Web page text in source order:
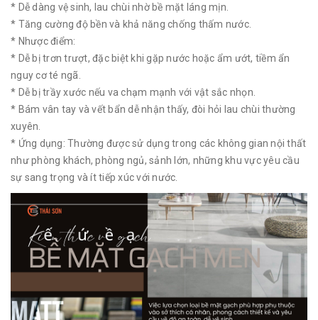
* Dễ dàng vệ sinh, lau chùi nhờ bề mặt láng mịn.
* Tăng cường độ bền và khả năng chống thấm nước.
* Nhược điểm:
* Dễ bị trơn trượt, đặc biệt khi gặp nước hoặc ẩm ướt, tiềm ẩn
nguy cơ té ngã.
* Dễ bị trầy xước nếu va chạm mạnh với vật sắc nhọn.
* Bám vân tay và vết bẩn dễ nhận thấy, đòi hỏi lau chùi thường
xuyên.
* Ứng dụng: Thường được sử dụng trong các không gian nội thất
như phòng khách, phòng ngủ, sảnh lớn, những khu vực yêu cầu
sự sang trọng và ít tiếp xúc với nước.